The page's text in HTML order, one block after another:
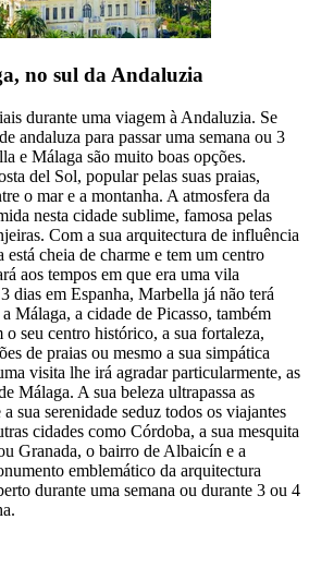
no sul da Andaluzia
durante uma viagem à Andaluzia. Se
andaluza para passar uma semana ou 3
e Málaga são muito boas opções.
del Sol, popular pelas suas praias,
o mar e a montanha. A atmosfera da
nesta cidade sublime, famosa pelas
Com a sua arquitectura de influência
está cheia de charme e tem um centro
aos tempos em que era uma vila
dias em Espanha, Marbella já não terá
Málaga, a cidade de Picasso, também
seu centro histórico, a sua fortaleza,
de praias ou mesmo a sua simpática
visita lhe irá agradar particularmente, as
Málaga. A sua beleza ultrapassa as
sua serenidade seduz todos os viajantes
cidades como Córdoba, a sua mesquita
Granada, o bairro de Albaicín e a
emblemático da arquitectura
durante uma semana ou durante 3 ou 4